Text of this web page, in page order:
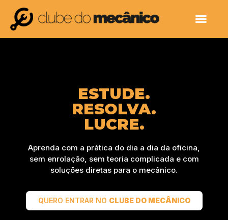
ESTUDE.
RESOLVA.
LUCRE.
Aprenda com a prática do dia a dia da oficina,
sem enrolação, sem teoria complicada e com
soluções diretas para o mecânico.
QUERO ENTRAR NO CLUBE DO MECÂNICO